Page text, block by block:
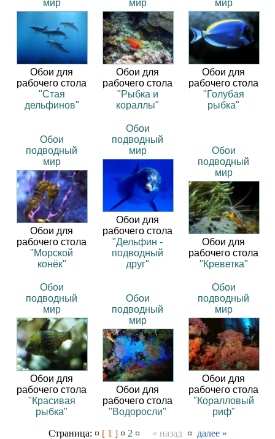
мир
Обои для
рабочего стола
"Стая
дельфинов"
мир
Обои для
рабочего стола
"Рыбка и
кораллы"
мир
Обои для
рабочего стола
"Голубая
рыбка"
Обои
подводный
мир
Обои для
рабочего стола
"Морской
конёк"
Обои
подводный
мир
Обои для
рабочего стола
"Дельфин -
подводный
друг"
Обои
подводный
мир
Обои для
рабочего стола
"Креветка"
Обои
подводный
мир
Обои для
рабочего стола
"Красивая
рыбка"
Обои
подводный
мир
Обои для
рабочего стола
"Водоросли"
Обои
подводный
мир
Обои для
рабочего стола
"Коралловый
риф"
Страница: ¤ [ 1 ]¤ 2 ¤ « назад ¤ далее »